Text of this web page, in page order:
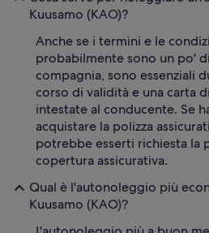
Kuusamo (KAO)?
Anche se i termini e le
probabilmente sono un po'
compagnia, sono essenziali
corso di validità e una carta
intestate al conducente. Se
acquistare la polizza
potrebbe esserti richiesta la
copertura assicurativa.
Qual è l'autonoleggio più
Kuusamo (KAO)?